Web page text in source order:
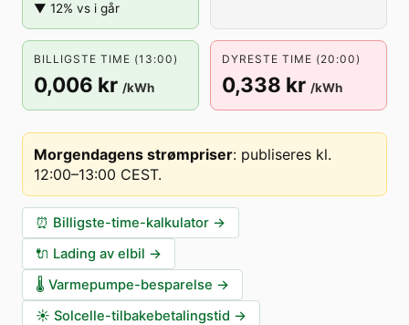
▼ 12% vs i går
BILLIGSTE TIME (13:00)
0,006 kr /kWh
DYRESTE TIME (20:00)
0,338 kr /kWh
Morgendagens strømpriser: publiseres kl.
12:00–13:00 CEST.
⏰ Billigste-time-kalkulator →
🔌 Lading av elbil →
🌡️ Varmepumpe-besparelse →
☀️ Solcelle-tilbakebetalingstid →